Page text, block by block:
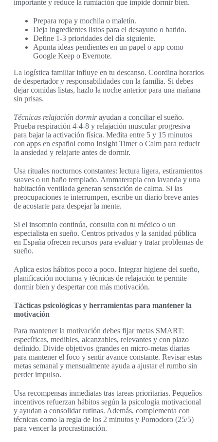
importante y reduce la rumiación que impide dormir bien.
Prepara ropa y mochila o maletín.
Deja ingredientes listos para el desayuno o batido.
Define 1-3 prioridades del día siguiente.
Apunta ideas pendientes en un papel o app como
Google Keep o Evernote.
La logística familiar influye en tu descanso. Coordina horarios
de despertador y responsabilidades con la familia. Si debes
dejar comidas listas, hazlo la noche anterior para una mañana
sin prisas.
Técnicas relajación dormirayudan a conciliar el sueño.
Prueba respiración 4-4-8 y relajación muscular progresiva
para bajar la activación física. Medita entre 5 y 15 minutos
con apps en español como Insight Timer o Calm para reducir
la ansiedad y relajarte antes de dormir.
Usa rituales nocturnos constantes: lectura ligera, estiramientos
suaves o un baño templado. Aromaterapia con lavanda y una
habitación ventilada generan sensación de calma. Si las
preocupaciones te interrumpen, escribe un diario breve antes
de acostarte para despejar la mente.
Si el insomnio continúa, consulta con tu médico o un
especialista en sueño. Centros privados y la sanidad pública
en España ofrecen recursos para evaluar y tratar problemas de
sueño.
Aplica estos hábitos poco a poco. Integrar higiene del sueño,
planificación nocturna y técnicas de relajación te permite
dormir bien y despertar con más motivación.
Tácticas psicológicas y herramientas para mantener la
motivación
Para mantener la motivación debes fijar metas SMART:
específicas, medibles, alcanzables, relevantes y con plazo
definido. Divide objetivos grandes en micro-metas diarias
para mantener el foco y sentir avance constante. Revisar estas
metas semanal y mensualmente ayuda a ajustar el rumbo sin
perder impulso.
Usa recompensas inmediatas tras tareas prioritarias. Pequeños
incentivos refuerzan hábitos según la psicología motivacional
y ayudan a consolidar rutinas. Además, complementa con
técnicas como la regla de los 2 minutos y Pomodoro (25/5)
para vencer la procrastinación.